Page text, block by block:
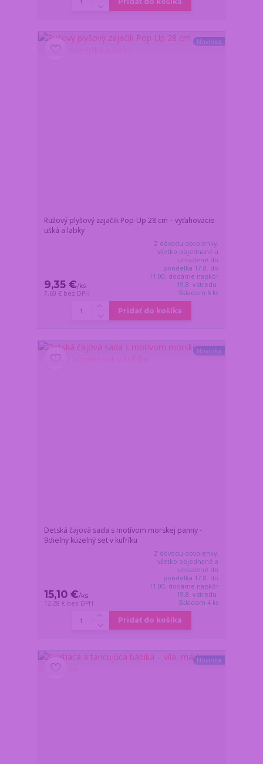
Novinka
Ružový plyšový zajačik Pop-Up 28 cm – vyťahovacie
ušká a labky
9,35 €/ks
7,60 € bez DPH
Z dôvodu dovolenky,
všetko objednané a
uhradené do
pondelka 17.8. do
11:00, dodáme najskôr
19.8. v stredu.
Skladom 6 ks
Pridať do košíka
Novinka
Detská čajová sada s motívom morskej panny -
9dielny kúzelný set v kufríku
15,10 €/ks
12,28 € bez DPH
Z dôvodu dovolenky,
všetko objednané a
uhradené do
pondelka 17.8. do
11:00, dodáme najskôr
19.8. v stredu.
Skladom 4 ks
Pridať do košíka
Novinka